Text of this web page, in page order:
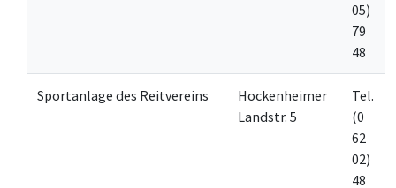
05)
79
48
Sportanlage des Reitvereins
Hockenheimer
Landstr. 5
Tel.
(0
62
02)
48